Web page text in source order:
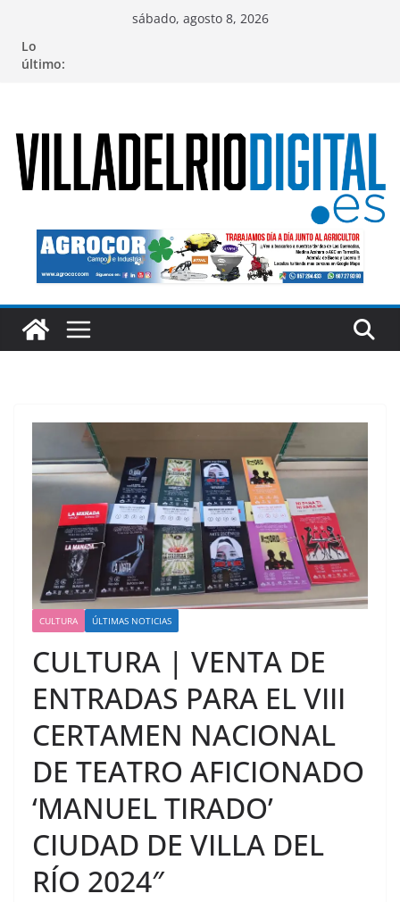
contenido
sábado, agosto 8, 2026
Lo
último:
CULTURA ÚLTIMAS NOTICIAS
CULTURA | VENTA DE
ENTRADAS PARA EL VIII
CERTAMEN NACIONAL
DE TEATRO AFICIONADO
‘MANUEL TIRADO’
CIUDAD DE VILLA DEL
RÍO 2024″